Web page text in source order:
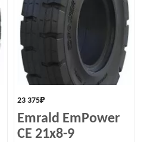
23 375₽
Emrald EmPower
СЕ 21х8-9